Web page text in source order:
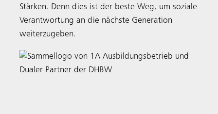
Stärken. Denn dies ist der beste Weg, um soziale
Verantwortung an die nächste Generation
weiterzugeben.